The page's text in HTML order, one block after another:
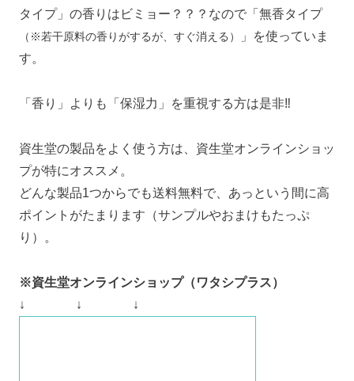
タイプ」の香りはビミョー？？？なので「無香タイプ
（※若干原料の香りがするが、すぐ消える）
」を使っていま
す。
「香り」よりも「保湿力」を重視する方は是非‼
資生堂の製品をよく使う方は、資生堂オンラインショッ
プが特にオススメ。
どんな製品1つからでも送料無料で、あっという間に高
ポイントがたまります（サンプルやおまけもたっぷ
り）。
※資生堂オンラインショップ（ワタシプラス）
↓ ↓ ↓